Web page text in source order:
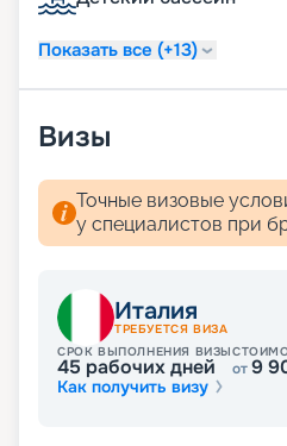
путевку на навигацию 2026
дома. Для того чтобы
менеджерами.
Показать все (+13)
Визы
Точные визовые
у специалистов при
Италия
ТРЕБУЕТСЯ ВИЗА
СРОК ВЫПОЛНЕНИЯ ВИЗЫ
45 рабочих дней от9
Как получить визу